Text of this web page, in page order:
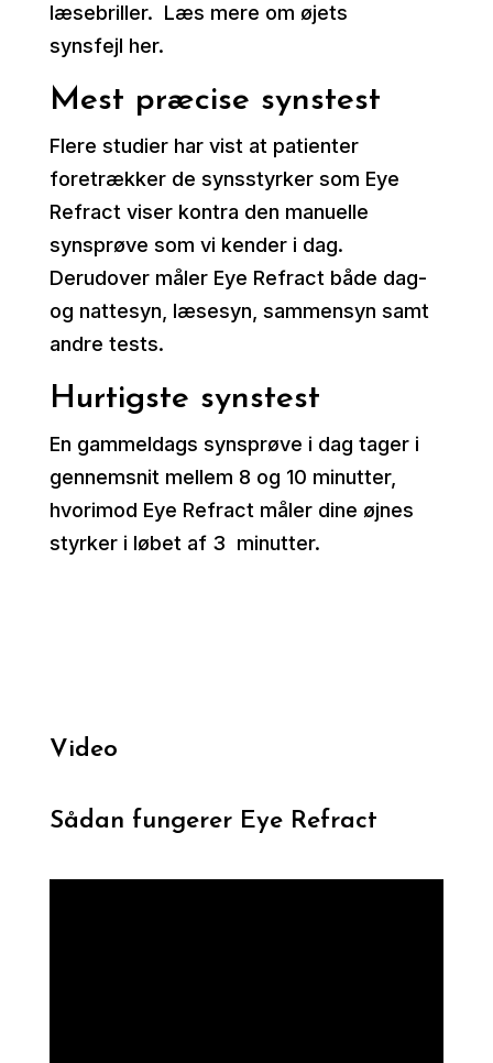
læsebriller. Læs mere om øjets
synsfejl her.
Mest præcise synstest
Flere studier har vist at patienter
foretrækker de synsstyrker som Eye
Refract viser kontra den manuelle
synsprøve som vi kender i dag.
Derudover måler Eye Refract både dag-
og nattesyn, læsesyn, sammensyn samt
andre tests.
Hurtigste synstest
En gammeldags synsprøve i dag tager i
gennemsnit mellem 8 og 10 minutter,
hvorimod Eye Refract måler dine øjnes
styrker i løbet af 3 minutter.
Video
Sådan fungerer Eye Refract